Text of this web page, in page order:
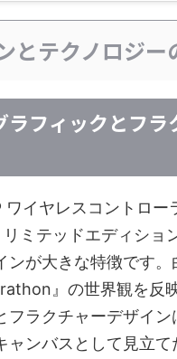
とテクノロジー
ラフィックとフラ
ワイヤレスコントロー
ミテッドエディショ
ンが大きな特徴です。
』の世界観を反
フラクチャーデザイ
ャンバスとして見立